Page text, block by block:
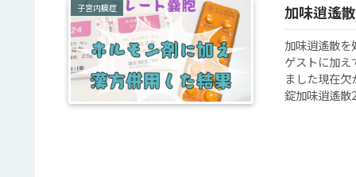
子宮内膜症 加味逍遙
加味逍遙散を
ゲストに加
ました現在
錠加味逍遙散